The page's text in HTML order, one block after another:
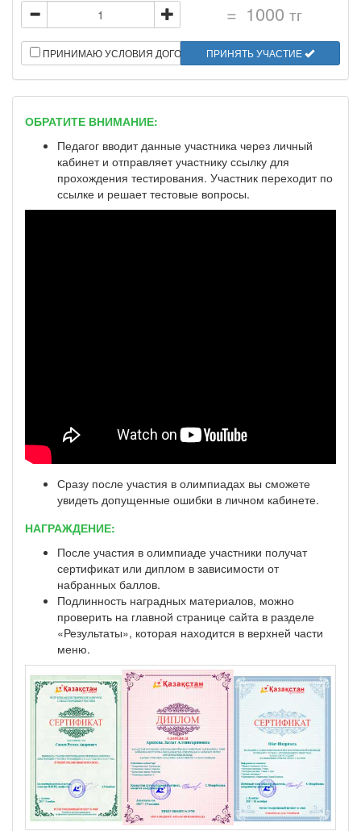
= 1000 тг
ПРИНИМАЮ УСЛОВИЯ ДОГОВОРА ПРИНЯТЬ УЧАСТИЕ
ОБРАТИТЕ ВНИМАНИЕ:
Педагог вводит данные участника через личный
кабинет и отправляет участнику ссылку для
прохождения тестирования. Участник переходит по
ссылке и решает тестовые вопросы.
Сразу после участия в олимпиадах вы сможете
увидеть допущенные ошибки в личном кабинете.
НАГРАЖДЕНИЕ:
После участия в олимпиаде участники получат
сертификат или диплом в зависимости от
набранных баллов.
Подлинность наградных материалов, можно
проверить на главной странице сайта в разделе
«Результаты», которая находится в верхней части
меню.